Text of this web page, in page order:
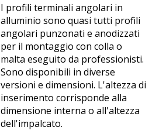
I profili terminali angolari in
alluminio sono quasi tutti profili
angolari punzonati e anodizzati
per il montaggio con colla o
malta eseguito da professionisti.
Sono disponibili in diverse
versioni e dimensioni. L'altezza di
inserimento corrisponde alla
dimensione interna o all'altezza
dell'impalcato.